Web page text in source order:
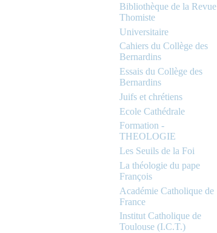
Bibliothèque de la Revue
Thomiste
Universitaire
Cahiers du Collège des
Bernardins
Essais du Collège des
Bernardins
Juifs et chrétiens
Ecole Cathédrale
Formation -
THEOLOGIE
Les Seuils de la Foi
La théologie du pape
François
Académie Catholique de
France
Institut Catholique de
Toulouse (I.C.T.)